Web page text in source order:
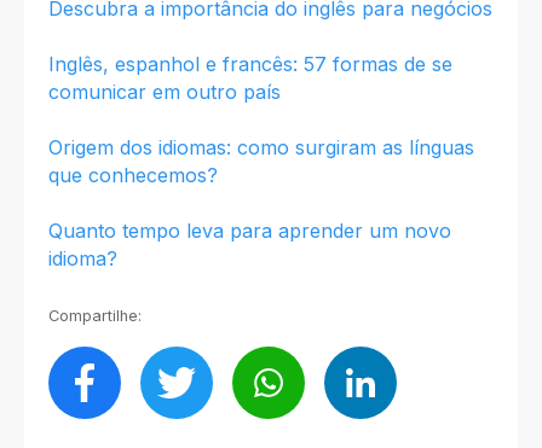
Descubra a importância do inglês para negócios
Inglês, espanhol e francês: 57 formas de se
comunicar em outro país
Origem dos idiomas: como surgiram as línguas
que conhecemos?
Quanto tempo leva para aprender um novo
idioma?
Compartilhe: